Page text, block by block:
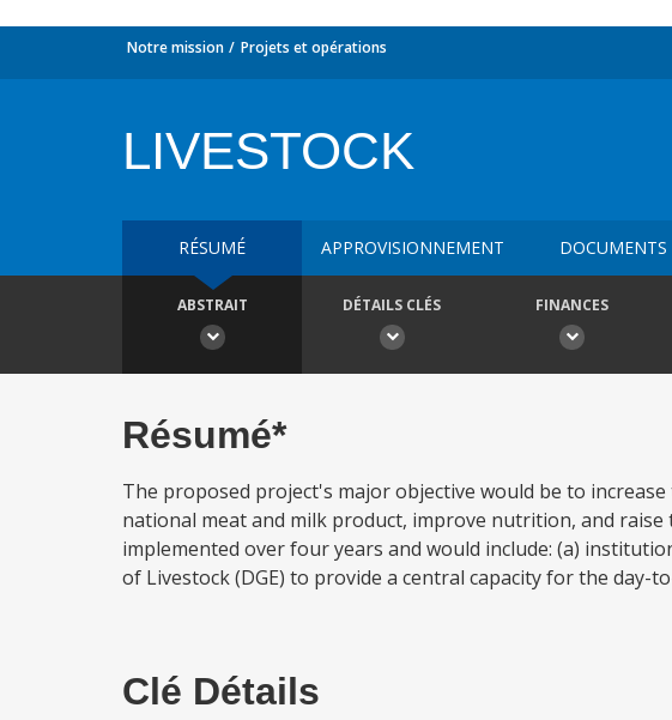
Notre mission Projets et opérations
LIVESTOCK
RÉSUMÉ APPROVISIONNEMENT DOCUMENTS
ABSTRAIT DÉTAILS CLÉS FINANCES
Résumé*
The proposed project's major objective would be to
national meat and milk product, improve nutrition, and
implemented over four years and would include: (a)
of Livestock (DGE) to provide a central capacity for the day-
Clé Détails